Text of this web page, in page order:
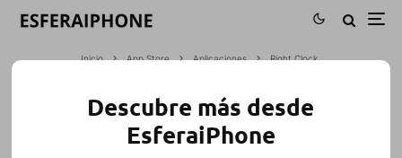
Inicio App Store Aplicaciones Right Clock
RIGHT CLOCK
M. Alejandro W. García Fuentes (Esfera)
Descubre más desde
EsferaiPhone